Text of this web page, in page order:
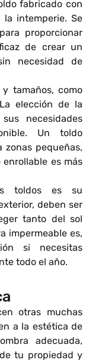
fabricado con
intemperie. Se
proporcionar
de crear un
necesidad de
tamaños, como
elección de la
necesidades
Un toldo
zonas pequeñas,
es más
toldos es su
deben ser
tanto del sol
impermeable es,
si necesitas
todo el año.
otras muchas
a la estética de
adecuada,
tu propiedad y